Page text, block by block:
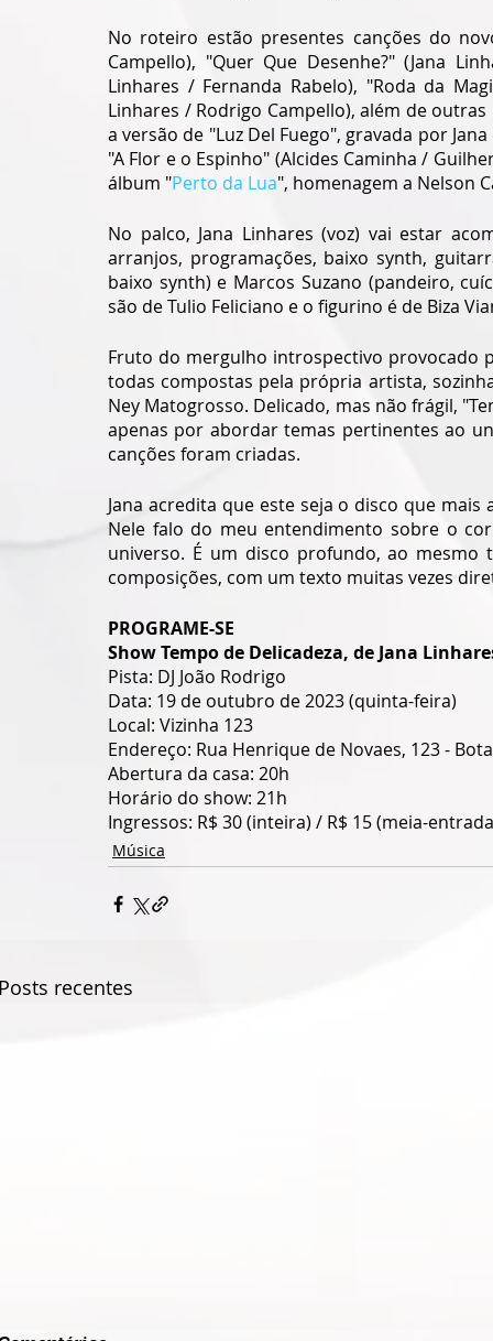
No roteiro estão presentes canções do
Campello), "Quer Que Desenhe?" (Jana
Linhares / Fernanda Rabelo), "Roda da
Linhares / Rodrigo Campello), além de
a versão de "Luz Del Fuego", gravada por Jana
"A Flor e o Espinho" (Alcides Caminha /
álbum "Perto da Lua", homenagem a Nelson
No palco, Jana Linhares (voz) vai estar
arranjos, programações, baixo synth,
baixo synth) e Marcos Suzano (pandeiro,
são de Tulio Feliciano e o figurino é de Biza
Fruto do mergulho introspectivo provocado
todas compostas pela própria artista,
Ney Matogrosso. Delicado, mas não frágil,
apenas por abordar temas pertinentes ao
canções foram criadas.
Jana acredita que este seja o disco que
Nele falo do meu entendimento sobre o
universo. É um disco profundo, ao
composições, com um texto muitas vezes
PROGRAME-SE
Show Tempo de Delicadeza, de Jana
Pista: DJ João Rodrigo
Data: 19 de outubro de 2023 (quinta-feira)
Local: Vizinha 123
Endereço: Rua Henrique de Novaes, 123 -
Abertura da casa: 20h
Horário do show: 21h
Ingressos: R$ 30 (inteira) / R$ 15 (meia-
Música
recentes